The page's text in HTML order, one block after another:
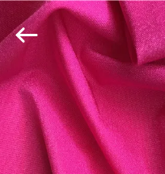
घर
उत्पादों
SEVNNA
TEXTILE.
All
Rights
Reserved.